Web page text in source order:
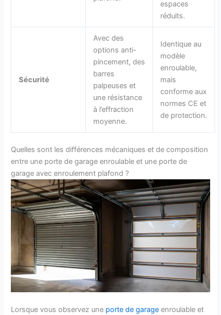
espaces
réduits.
Sécurité
Avec des
options anti-
pincement, des
barres
palpeuses et
une résistance
à l’effraction
moyenne.
Identique au
modèle
enroulable,
mais
conforme aux
normes CE et
de protection.
Quelles sont les différences mécaniques et de composition
entre une porte de garage enroulable et une porte de
garage avec enroulement plafond ?
Lorsque vous observez une porte de garage enroulable et